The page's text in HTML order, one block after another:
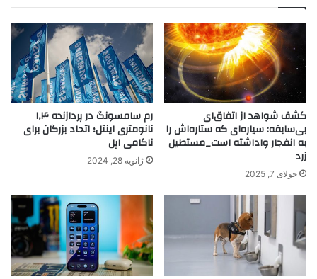
کشف شواهد از اتفاق‌ای
بی‌سابقه: سیاره‌ای که ستاره‌اش را
به انفجار واداشته است_مستطیل
زرد
جولای 7, 2025
رم سامسونگ در پردازنده ۱٫۴
نانومتری اینتل؛ اتحاد بزرگان برای
ناکامی اپل
ژانویه 28, 2024